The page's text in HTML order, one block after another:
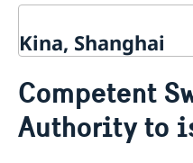
Kina, Shanghai
generalkonsulatet
Rösta i Shanghai
Pass och ID-kort
Competent
Authority to